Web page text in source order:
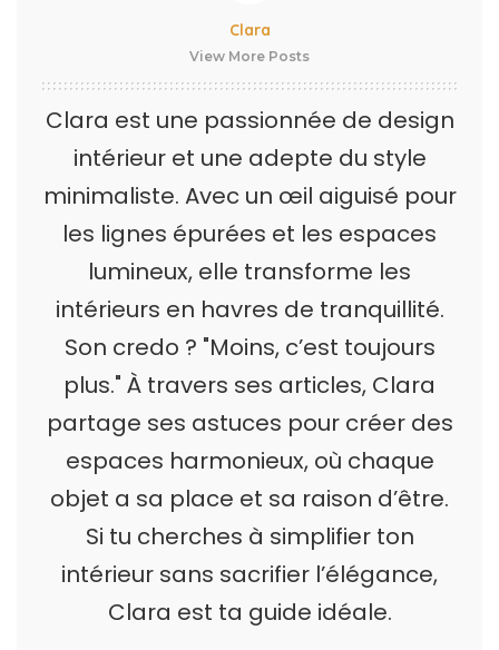
Clara
View More Posts
Clara est une passionnée de design
intérieur et une adepte du style
minimaliste. Avec un œil aiguisé pour
les lignes épurées et les espaces
lumineux, elle transforme les
intérieurs en havres de tranquillité.
Son credo ? "Moins, c’est toujours
plus." À travers ses articles, Clara
partage ses astuces pour créer des
espaces harmonieux, où chaque
objet a sa place et sa raison d’être.
Si tu cherches à simplifier ton
intérieur sans sacrifier l’élégance,
Clara est ta guide idéale.